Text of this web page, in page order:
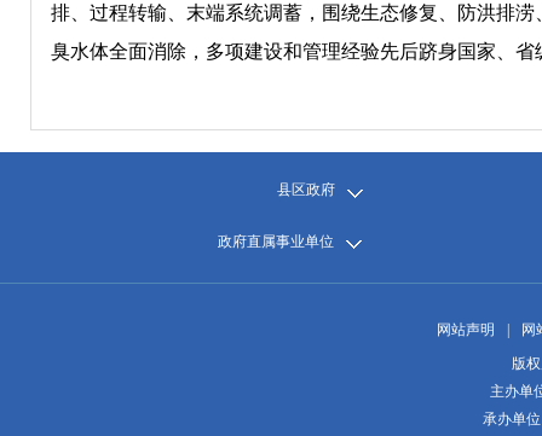
排、过程转输、末端系统调蓄，围绕生态修复、防洪排
臭水体全面消除，多项建设和管理经验先后跻身国家、
县区政府
政府直属事业单位
网站声明
网
版
主办单
承办单